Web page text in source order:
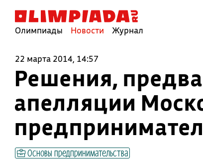
Олимпиады Новости Журнал
22 марта 2014, 14:57
Решения,
апелляции
Основы предпринимательства